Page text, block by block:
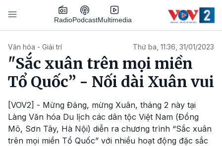
Nhảy đến nội dung
RadioPodcastMultimedia
Văn hóa - Giải trí Thứ ba, 11:36, 31/01/2023
"Sắc xuân trên mọi miền
Tổ Quốc” - Nối dài Xuân vui
[VOV2] - Mừng Đảng, mừng Xuân, tháng 2 này tại
Làng Văn hóa Du lịch các dân tộc Việt Nam (Đồng
Mô, Sơn Tây, Hà Nội) diễn ra chương trình “Sắc xuân
trên mọi miền Tổ Quốc” với nhiều hoạt động đặc sắc